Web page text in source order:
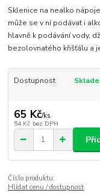
Sklenice na nealko
může se v ní podávat i
hlavně k podávání vody,
bezolovnatého křišťálu a
Dostupnost
65 Kč/ks
54 Kč bez DPH
Číslo produktu:
Hlídat cenu / dostupnost